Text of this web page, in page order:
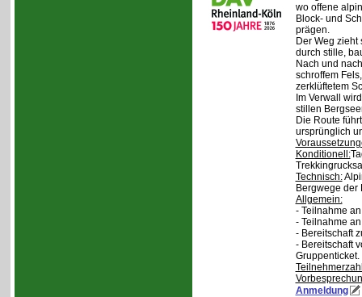
wo offene
Block- und
prägen.
Der Weg
durch stille,
Nach und
schroffem
zerklüftetem
Im Verwall
stillen
Die Route
ursprünglich
Konditionell:
Technisch:
Bergwege
Allgemein:
- Teilnahme
- Teilnahme
- Bereitschaft
- Bereitschaft
Gruppenticket.
Anmeldung